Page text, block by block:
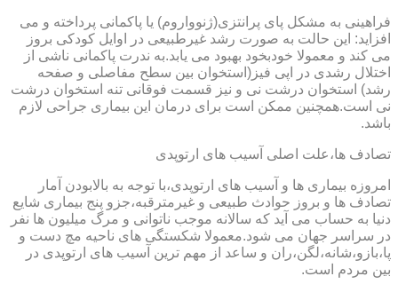
فراهینی به مشکل پای پرانتزی(ژنوواروم) یا پاکمانی پرداخته و می
افزاید: این حالت به صورت رشد غیرطبیعی در اوایل کودکی بروز
می کند و معمولا خودبخود بهبود می یابد.به ندرت پاکمانی ناشی از
اختلال رشدی در اپی فیز(استخوان بین سطح مفاصلی و صفحه
رشد) استخوان درشت نی و نیز قسمت فوقانی تنه استخوان درشت
نی است.همچنین ممکن است برای درمان این بیماری جراحی لازم
باشد.
تصادف ها،علت اصلی آسیب های ارتوپدی
امروزه بیماری ها و آسیب های ارتوپدی،با توجه به بالابودن آمار
تصادف ها و بروز حوادث طبیعی و غیرمترقبه،جزو پنج بیماری شایع
دنیا به حساب می آید که سالانه موجب ناتوانی و مرگ میلیون ها نفر
در سراسر جهان می شود.معمولا شکستگی های ناحیه مچ دست و
پا،بازو،شانه،لگن،ران و ساعد از مهم ترین آسیب های ارتوپدی در
بین مردم است.